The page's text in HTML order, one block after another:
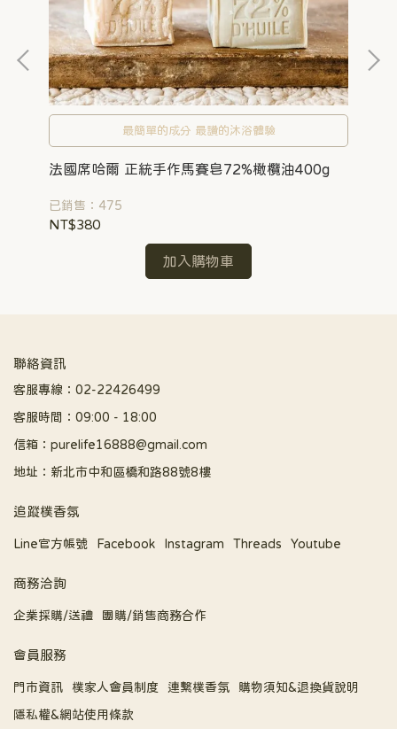
最簡單的成分 最讚的沐浴體驗
法國席哈爾 正統手作馬賽皂72%橄欖油400g
已銷售：475
NT$380
加入購物車
聯絡資訊
客服專線：02-22426499
客服時間：09:00 - 18:00
信箱：purelife16888@gmail.com
地址：新北市中和區橋和路88號8樓
追蹤樸香氛
Line官方帳號 Facebook Instagram Threads Youtube
商務洽詢
企業採購/送禮 團購/銷售商務合作
會員服務
門市資訊 樸家人會員制度 連繫樸香氛
購物須知&退換貨說明
隱私權&網站使用條款